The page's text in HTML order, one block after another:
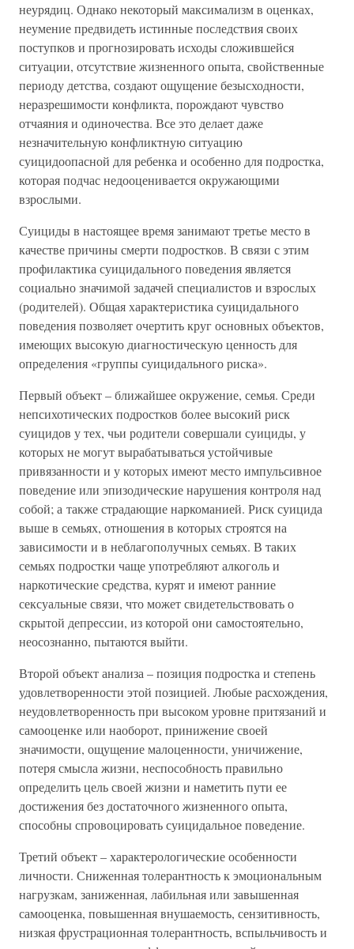
неурядиц. Однако некоторый максимализм в оценках,
неумение предвидеть истинные последствия своих
поступков и прогнозировать исходы сложившейся
ситуации, отсутствие жизненного опыта, свойственные
периоду детства, создают ощущение безысходности,
неразрешимости конфликта, порождают чувство
отчаяния и одиночества. Все это делает даже
незначительную конфликтную ситуацию
суицидоопасной для ребенка и особенно для подростка,
которая подчас недооценивается окружающими
взрослыми.
Суициды в настоящее время занимают третье место в
качестве причины смерти подростков. В связи с этим
профилактика суицидального поведения является
социально значимой задачей специалистов и взрослых
(родителей). Общая характеристика суицидального
поведения позволяет очертить круг основных объектов,
имеющих высокую диагностическую ценность для
определения «группы суицидального риска».
Первый объект – ближайшее окружение, семья. Среди
непсихотических подростков более высокий риск
суицидов у тех, чьи родители совершали суициды, у
которых не могут вырабатываться устойчивые
привязанности и у которых имеют место импульсивное
поведение или эпизодические нарушения контроля над
собой; а также страдающие наркоманией. Риск суицида
выше в семьях, отношения в которых строятся на
зависимости и в неблагополучных семьях. В таких
семьях подростки чаще употребляют алкоголь и
наркотические средства, курят и имеют ранние
сексуальные связи, что может свидетельствовать о
скрытой депрессии, из которой они самостоятельно,
неосознанно, пытаются выйти.
Второй объект анализа – позиция подростка и степень
удовлетворенности этой позицией. Любые расхождения,
неудовлетворенность при высоком уровне притязаний и
самооценке или наоборот, принижение своей
значимости, ощущение малоценности, уничижение,
потеря смысла жизни, неспособность правильно
определить цель своей жизни и наметить пути ее
достижения без достаточного жизненного опыта,
способны спровоцировать суицидальное поведение.
Третий объект – характерологические особенности
личности. Сниженная толерантность к эмоциональным
нагрузкам, заниженная, лабильная или завышенная
самооценка, повышенная внушаемость, сензитивность,
низкая фрустрационная толерантность, вспыльчивость и